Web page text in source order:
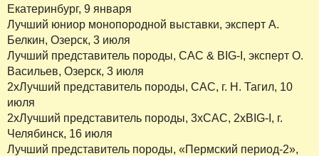
Екатеринбург, 9 января
Лучший юниор монопородной выставки, эксперт А.
Белкин, Озерск, 3 июля
Лучший представитель породы, САС & BIG-I, эксперт О.
Васильев, Озерск, 3 июля
2хЛучший представитель породы, САС, г. Н. Тагил, 10
июля
2хЛучший представитель породы, 3хСАС, 2хBIG-I, г.
Челябинск, 16 июля
Лучший представитель породы, «Пермский период-2»,